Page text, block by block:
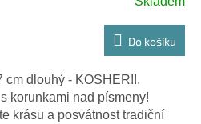
Do košíku
cm dlouhý - KOSHER!!.
korunkami nad písmeny!
krásu a posvátnost tradiční